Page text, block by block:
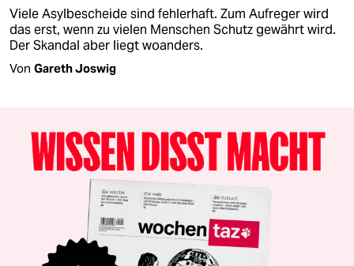
Viele Asylbescheide sind fehlerhaft. Zum Aufreger wird
das erst, wenn zu vielen Menschen Schutz gewährt wird.
Der Skandal aber liegt woanders.
Von Gareth Joswig